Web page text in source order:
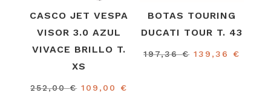
CASCO JET VESPA
VISOR 3.0 AZUL
VIVACE BRILLO T.
XS
252,00€ El
109,00 €
BOTAS TOURING
DUCATI TOUR T. 43
197,36€ El
139,36 €